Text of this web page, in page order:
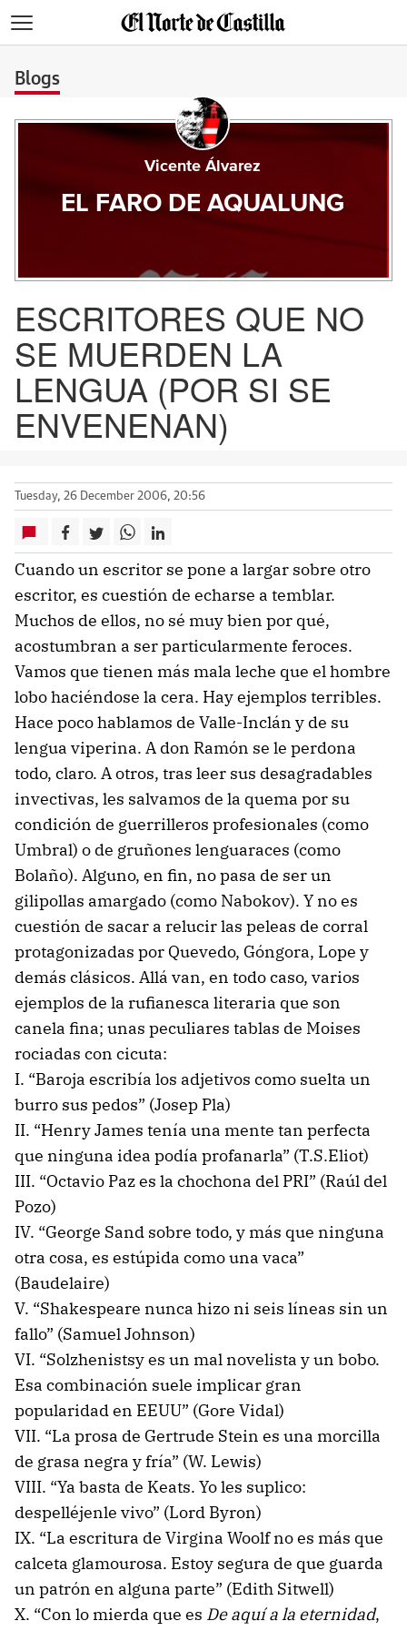
Blogs
Vicente Álvarez
EL FARO DE AQUALUNG
ESCRITORES QUE NO
SE MUERDEN LA
LENGUA (POR SI SE
ENVENENAN)
Tuesday, 26 December 2006, 20:56
Cuando un escritor se pone a largar sobre otro
escritor, es cuestión de echarse a temblar.
Muchos de ellos, no sé muy bien por qué,
acostumbran a ser particularmente feroces.
Vamos que tienen más mala leche que el hombre
lobo haciéndose la cera. Hay ejemplos terribles.
Hace poco hablamos de Valle-Inclán y de su
lengua viperina. A don Ramón se le perdona
todo, claro. A otros, tras leer sus desagradables
invectivas, les salvamos de la quema por su
condición de guerrilleros profesionales (como
Umbral) o de gruñones lenguaraces (como
Bolaño). Alguno, en fin, no pasa de ser un
gilipollas amargado (como Nabokov). Y no es
cuestión de sacar a relucir las peleas de corral
protagonizadas por Quevedo, Góngora, Lope y
demás clásicos. Allá van, en todo caso, varios
ejemplos de la rufianesca literaria que son
canela fina; unas peculiares tablas de Moises
rociadas con cicuta:
I. “Baroja escribía los adjetivos como suelta un
burro sus pedos” (Josep Pla)
II. “Henry James tenía una mente tan perfecta
que ninguna idea podía profanarla” (T.S.Eliot)
III. “Octavio Paz es la chochona del PRI” (Raúl del
Pozo)
IV. “George Sand sobre todo, y más que ninguna
otra cosa, es estúpida como una vaca”
(Baudelaire)
V. “Shakespeare nunca hizo ni seis líneas sin un
fallo” (Samuel Johnson)
VI. “Solzhenistsy es un mal novelista y un bobo.
Esa combinación suele implicar gran
popularidad en EEUU” (Gore Vidal)
VII. “La prosa de Gertrude Stein es una morcilla
de grasa negra y fría” (W. Lewis)
VIII. “Ya basta de Keats. Yo les suplico:
despelléjenle vivo” (Lord Byron)
IX. “La escritura de Virgina Woolf no es más que
calceta glamourosa. Estoy segura de que guarda
un patrón en alguna parte” (Edith Sitwell)
X. “Con lo mierda que es De aquí a la eternidad,